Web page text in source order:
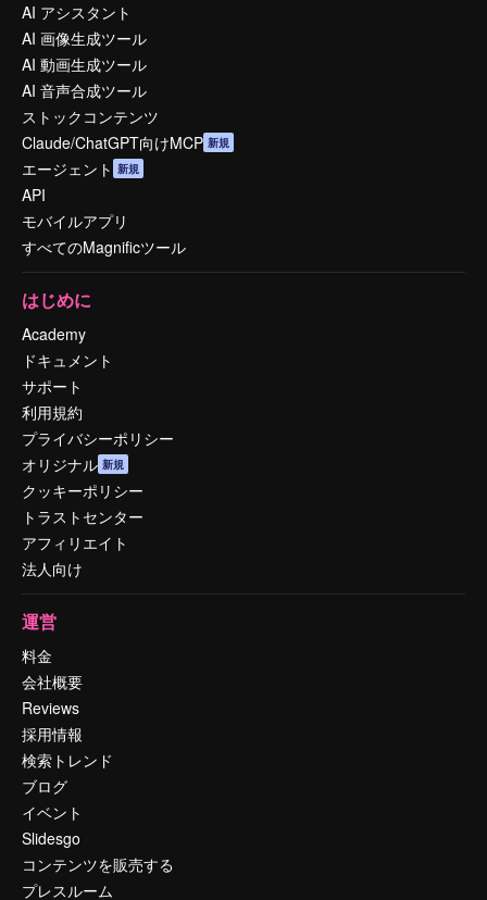
AI アシスタント
AI 画像生成ツール
AI 動画生成ツール
AI 音声合成ツール
ストックコンテンツ
Claude/ChatGPT向けMCP 新規
エージェント 新規
API
モバイルアプリ
すべてのMagnificツール
はじめに
Academy
ドキュメント
サポート
利用規約
プライバシーポリシー
オリジナル 新規
クッキーポリシー
トラストセンター
アフィリエイト
法人向け
運営
料金
会社概要
Reviews
採用情報
検索トレンド
ブログ
イベント
Slidesgo
コンテンツを販売する
プレスルーム